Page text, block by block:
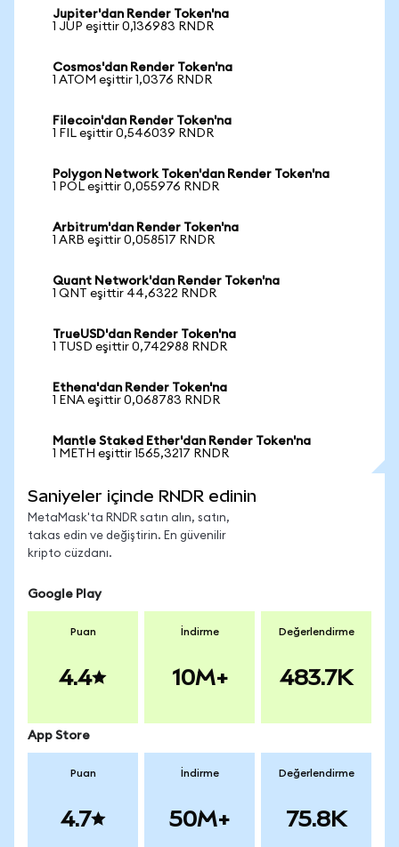
Jupiter'dan Render Token'na
1 JUP eşittir 0,136983 RNDR
Cosmos'dan Render Token'na
1 ATOM eşittir 1,0376 RNDR
Filecoin'dan Render Token'na
1 FIL eşittir 0,546039 RNDR
Polygon Network Token'dan Render Token'na
1 POL eşittir 0,055976 RNDR
Arbitrum'dan Render Token'na
1 ARB eşittir 0,058517 RNDR
Quant Network'dan Render Token'na
1 QNT eşittir 44,6322 RNDR
TrueUSD'dan Render Token'na
1 TUSD eşittir 0,742988 RNDR
Ethena'dan Render Token'na
1 ENA eşittir 0,068783 RNDR
Mantle Staked Ether'dan Render Token'na
1 METH eşittir 1565,3217 RNDR
Saniyeler içinde RNDR edinin
MetaMask'ta RNDR satın alın, satın,
takas edin ve değiştirin. En güvenilir
kripto cüzdanı.
Google Play
Puan
4.4
İndirme
10M+
Değerlendirme
483.7K
App Store
Puan
4.7
İndirme
50M+
Değerlendirme
75.8K